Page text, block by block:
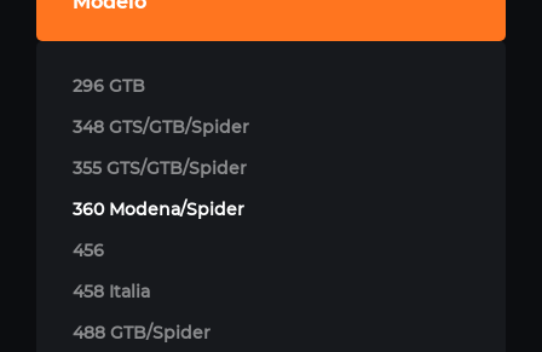
296 GTB
348 GTS/GTB/Spider
355 GTS/GTB/Spider
360 Modena/Spider
456
458 Italia
488 GTB/Spider